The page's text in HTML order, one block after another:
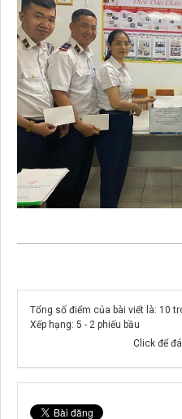
Tổng số điểm của bài viết là: 10
Xếp hạng: 5 - 2 phiếu bầu
Click để